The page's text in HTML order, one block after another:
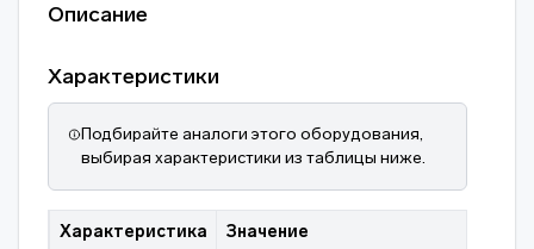
Описание
Характеристики
Подбирайте аналоги этого оборудования,
выбирая характеристики из таблицы ниже.
Характеристика Значение